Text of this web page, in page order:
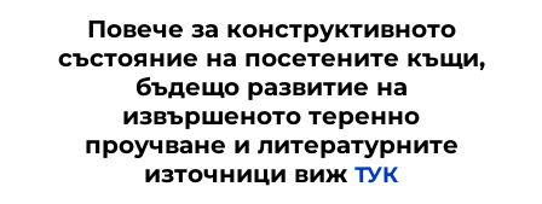
Повече за конструктивното
състояние на посетените къщи,
бъдещо развитие на
извършеното теренно
проучване и литературните
източници виж ТУК